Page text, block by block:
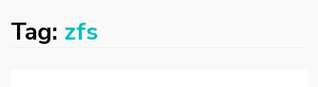
Tag: zfs